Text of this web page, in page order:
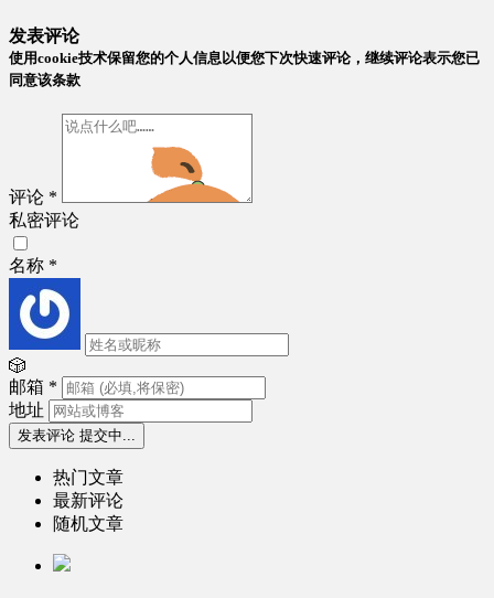
发表评论
使用cookie技术保留您的个人信息以便您下次快速评论，继续评论表示您已
同意该条款
评论 *
私密评论
名称 *
🎲
邮箱 *
地址
发表评论 提交中...
热门文章
最新评论
随机文章